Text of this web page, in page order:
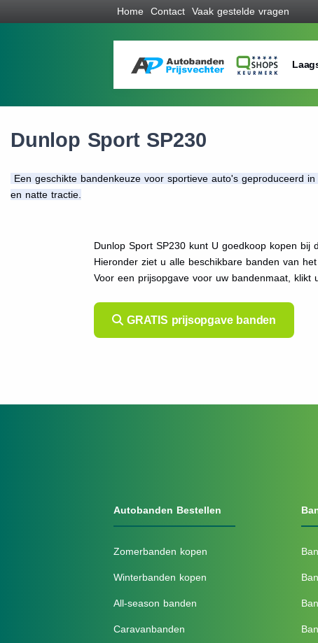
Home Contact Vaak gestelde vragen
Dunlop Sport SP230
Een geschikte bandenkeuze voor sportieve auto's geproduceerd
en natte tractie.
Dunlop Sport SP230 kunt U goedkoop kopen bij
Hieronder ziet u alle beschikbare banden van
Voor een prijsopgave voor uw bandenmaat, klikt
GRATIS prijsopgave banden
Autobanden Bestellen
Zomerbanden kopen
Winterbanden kopen
All-season banden
Caravanbanden